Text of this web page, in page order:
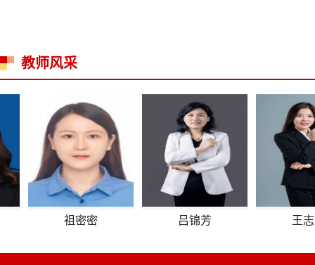
教师风采
祖密密 吕锦芳 王志